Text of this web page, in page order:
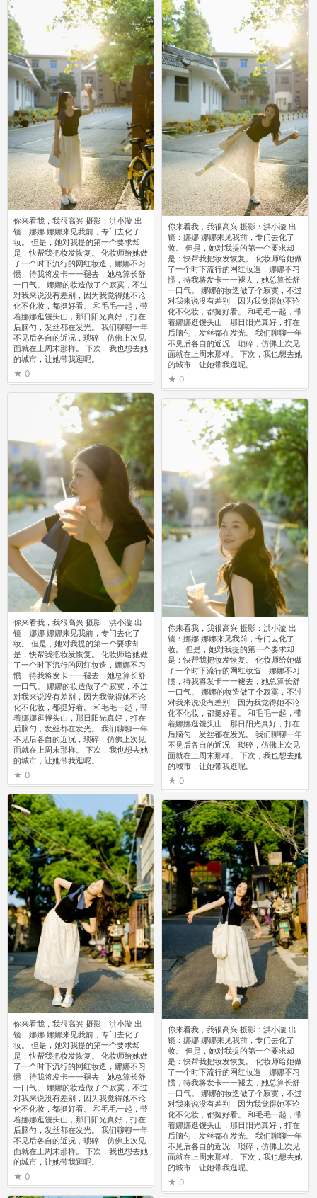
你来看我，我很高兴 摄影：洪小漩 出
镜：娜娜 娜娜来见我前，专门去化了
妆。 但是，她对我提的第一个要求却
是：快帮我把妆发恢复。 化妆师给她做
了一个时下流行的网红妆造，娜娜不习
惯，待我将发卡一一褪去，她总算长舒
一口气。 娜娜的妆造做了个寂寞，不过
对我来说没有差别，因为我觉得她不论
化不化妆，都挺好看。 和毛毛一起，带
着娜娜逛馒头山，那日阳光真好，打在
后脑勺，发丝都在发光。 我们聊聊一年
不见后各自的近况，琐碎，仿佛上次见
面就在上周末那样。 下次，我也想去她
的城市，让她带我逛呢。
0
你来看我，我很高兴 摄影：洪小漩 出
镜：娜娜 娜娜来见我前，专门去化了
妆。 但是，她对我提的第一个要求却
是：快帮我把妆发恢复。 化妆师给她做
了一个时下流行的网红妆造，娜娜不习
惯，待我将发卡一一褪去，她总算长舒
一口气。 娜娜的妆造做了个寂寞，不过
对我来说没有差别，因为我觉得她不论
化不化妆，都挺好看。 和毛毛一起，带
着娜娜逛馒头山，那日阳光真好，打在
后脑勺，发丝都在发光。 我们聊聊一年
不见后各自的近况，琐碎，仿佛上次见
面就在上周末那样。 下次，我也想去她
的城市，让她带我逛呢。
0
你来看我，我很高兴 摄影：洪小漩 出
镜：娜娜 娜娜来见我前，专门去化了
妆。 但是，她对我提的第一个要求却
是：快帮我把妆发恢复。 化妆师给她做
了一个时下流行的网红妆造，娜娜不习
惯，待我将发卡一一褪去，她总算长舒
一口气。 娜娜的妆造做了个寂寞，不过
对我来说没有差别，因为我觉得她不论
化不化妆，都挺好看。 和毛毛一起，带
着娜娜逛馒头山，那日阳光真好，打在
后脑勺，发丝都在发光。 我们聊聊一年
不见后各自的近况，琐碎，仿佛上次见
面就在上周末那样。 下次，我也想去她
的城市，让她带我逛呢。
0
你来看我，我很高兴 摄影：洪小漩 出
镜：娜娜 娜娜来见我前，专门去化了
妆。 但是，她对我提的第一个要求却
是：快帮我把妆发恢复。 化妆师给她做
了一个时下流行的网红妆造，娜娜不习
惯，待我将发卡一一褪去，她总算长舒
一口气。 娜娜的妆造做了个寂寞，不过
对我来说没有差别，因为我觉得她不论
化不化妆，都挺好看。 和毛毛一起，带
着娜娜逛馒头山，那日阳光真好，打在
后脑勺，发丝都在发光。 我们聊聊一年
不见后各自的近况，琐碎，仿佛上次见
面就在上周末那样。 下次，我也想去她
的城市，让她带我逛呢。
0
你来看我，我很高兴 摄影：洪小漩 出
镜：娜娜 娜娜来见我前，专门去化了
妆。 但是，她对我提的第一个要求却
是：快帮我把妆发恢复。 化妆师给她做
了一个时下流行的网红妆造，娜娜不习
惯，待我将发卡一一褪去，她总算长舒
一口气。 娜娜的妆造做了个寂寞，不过
对我来说没有差别，因为我觉得她不论
化不化妆，都挺好看。 和毛毛一起，带
着娜娜逛馒头山，那日阳光真好，打在
后脑勺，发丝都在发光。 我们聊聊一年
不见后各自的近况，琐碎，仿佛上次见
面就在上周末那样。 下次，我也想去她
的城市，让她带我逛呢。
0
你来看我，我很高兴 摄影：洪小漩 出
镜：娜娜 娜娜来见我前，专门去化了
妆。 但是，她对我提的第一个要求却
是：快帮我把妆发恢复。 化妆师给她做
了一个时下流行的网红妆造，娜娜不习
惯，待我将发卡一一褪去，她总算长舒
一口气。 娜娜的妆造做了个寂寞，不过
对我来说没有差别，因为我觉得她不论
化不化妆，都挺好看。 和毛毛一起，带
着娜娜逛馒头山，那日阳光真好，打在
后脑勺，发丝都在发光。 我们聊聊一年
不见后各自的近况，琐碎，仿佛上次见
面就在上周末那样。 下次，我也想去她
的城市，让她带我逛呢。
0
0